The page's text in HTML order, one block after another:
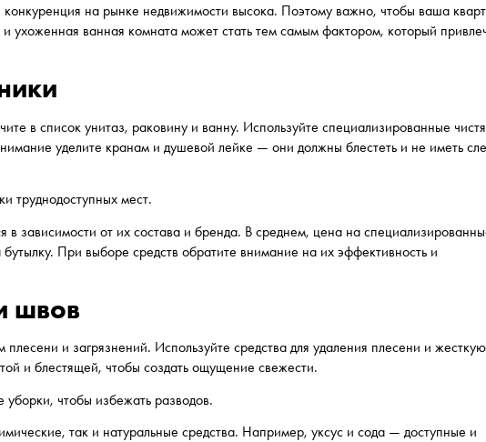
на рынке недвижимости высока. Поэтому важно, чтобы ваша
ухоженная ванная комната может стать тем самым фактором, который
в список унитаз, раковину и ванну. Используйте специализированные
уделите кранам и душевой лейке — они должны блестеть и не иметь
труднодоступных мест.
в зависимости от их состава и бренда. В среднем, цена на
При выборе средств обратите внимание на их эффективность и
швов
и загрязнений. Используйте средства для удаления плесени и жесткую
и блестящей, чтобы создать ощущение свежести.
уборки, чтобы избежать разводов.
так и натуральные средства. Например, уксус и сода — доступные и